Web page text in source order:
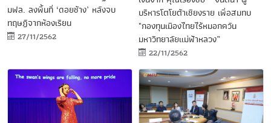
มฟล. ลงพื้นที่ ‘ดอยช้าง’ หลังจบ
ทฤษฎีจากห้องเรียน
27/11/2562
บริหารโตโยต้าเชียงราย เพื่อสมทบ
"กองทุนเมืองไทยไร้หมอกควัน
มหาวิทยาลัยแม่ฟ้าหลวง”
22/11/2562